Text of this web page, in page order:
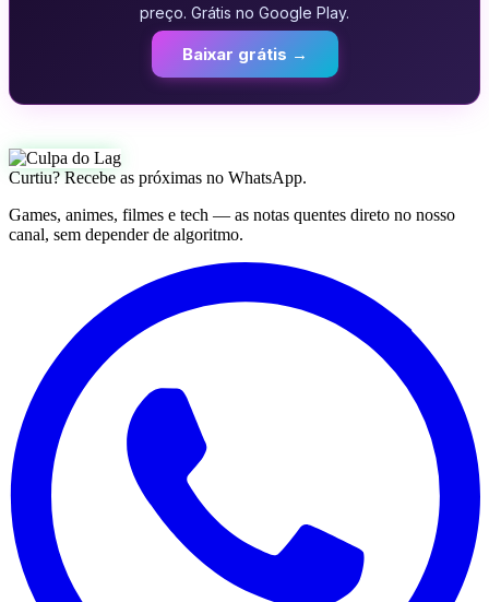
preço. Grátis no Google Play.
Baixar grátis →
Curtiu? Recebe as próximas no WhatsApp.
Games, animes, filmes e tech — as notas quentes direto no nosso
canal, sem depender de algoritmo.